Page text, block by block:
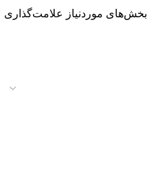
بخش‌های موردنیاز علامت‌گذاری